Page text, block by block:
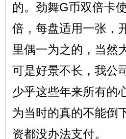
的。劲舞G币双倍卡
倍，每盘适用一张，
里偶一为之的，当然
可是好景不长，我公
少乎这些年来所有的
为当时的真的不能倒
资都没办法支付。